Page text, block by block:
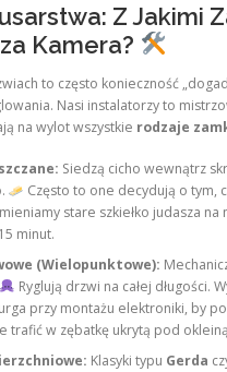
Z Jakimi
Kamera?
to często konieczność
Nasi instalatorzy to
na wylot wszystkie rodzaje
Siedzą cicho wewnątrz
Często to one decydują o tym,
stare szkiełko judasza na
minut.
(Wielopunktowe):
Ryglują drzwi na całej długości.
przy montażu elektroniki, by
trafić w zębatkę ukrytą pod
Klasyki typu Gerda